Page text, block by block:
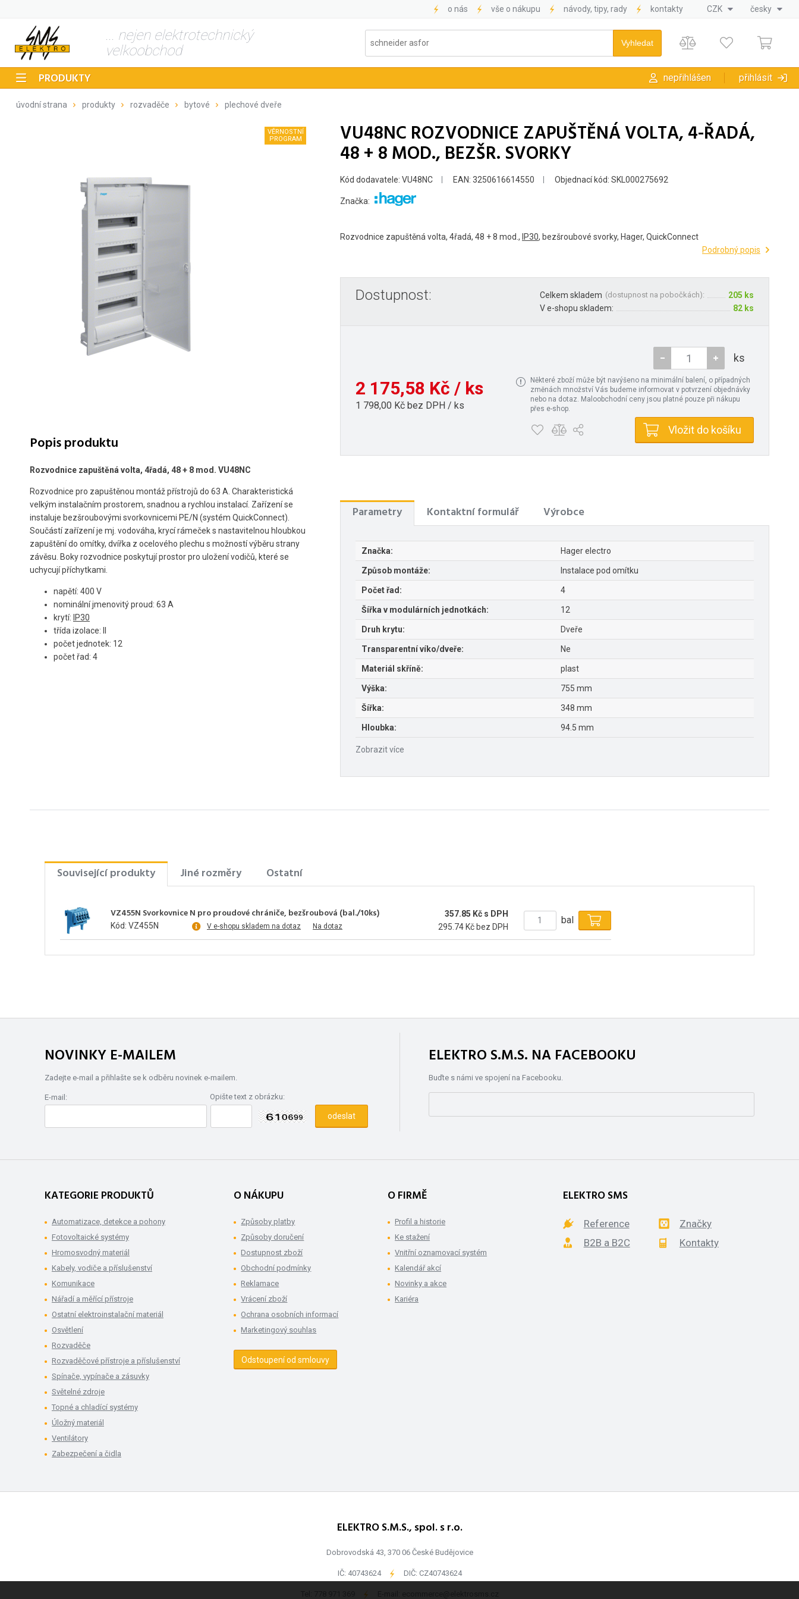
o nás vše o nákupu návody, tipy, rady kontakty CZK česky
... nejen elektrotechnický
velkoobchod
PRODUKTY nepřihlášen přihlásit
úvodní strana produkty rozvaděče bytové plechové dveře
VĚRNOSTNÍ
PROGRAM
Popis produktu
Rozvodnice zapuštěná volta, 4řadá, 48 + 8 mod. VU48NC
Rozvodnice pro zapuštěnou montáž přístrojů do 63 A. Charakteristická
velkým instalačním prostorem, snadnou a rychlou instalací. Zařízení se
instaluje bezšroubovými svorkovnicemi PE/N (systém QuickConnect).
Součástí zařízení je mj. vodováha, krycí rámeček s nastavitelnou hloubkou
zapuštění do omítky, dvířka z ocelového plechu s možností výběru strany
závěsu. Boky rozvodnice poskytují prostor pro uložení vodičů, které se
uchycují příchytkami.
napětí: 400 V
nominální jmenovitý proud: 63 A
krytí: IP30
třída izolace: II
počet jednotek: 12
počet řad: 4
VU48NC ROZVODNICE ZAPUŠTĚNÁ VOLTA, 4-ŘADÁ,
48 + 8 MOD., BEZŠR. SVORKY
Kód dodavatele: VU48NC EAN: 3250616614550 Objednací kód: SKL000275692
Značka:
Rozvodnice zapuštěná volta, 4řadá, 48 + 8 mod., IP30, bezšroubové svorky, Hager, QuickConnect
Podrobný popis
Dostupnost: Celkem skladem (dostupnost na pobočkách):
205 ks
V e-shopu skladem:
82 ks
2 175,58 Kč / ks
1 798,00 Kč bez DPH / ks
ks
Některé zboží může být navýšeno na minimální balení, o případných
změnách množství Vás budeme informovat v potvrzení objednávky
nebo na dotaz. Maloobchodní ceny jsou platné pouze při nákupu
přes e-shop.
Vložit do košíku
Parametry Kontaktní formulář Výrobce
Značka: Hager electro
Způsob montáže: Instalace pod omítku
Počet řad: 4
Šířka v modulárních jednotkách: 12
Druh krytu: Dveře
Transparentní víko/dveře: Ne
Materiál skříně: plast
Výška: 755 mm
Šířka: 348 mm
Hloubka: 94.5 mm
Zobrazit více
Související produkty Jiné rozměry Ostatní
VZ455N Svorkovnice N pro proudové chrániče, bezšroubová (bal./10ks)
Kód: VZ455N V e-shopu skladem na dotaz Na dotaz
357.85 Kč s DPH
295.74 Kč bez DPH
bal
NOVINKY E-MAILEM
Zadejte e-mail a přihlašte se k odběru novinek e-mailem.
E-mail: Opište text z obrázku:
ELEKTRO S.M.S. NA FACEBOOKU
Buďte s námi ve spojení na Facebooku.
KATEGORIE PRODUKTŮ
Automatizace, detekce a pohony
Fotovoltaické systémy
Hromosvodný materiál
Kabely, vodiče a příslušenství
Komunikace
Nářadí a měřící přístroje
Ostatní elektroinstalační materiál
Osvětlení
Rozvaděče
Rozvaděčové přístroje a příslušenství
Spínače, vypínače a zásuvky
Světelné zdroje
Topné a chladící systémy
Úložný materiál
Ventilátory
Zabezpečení a čidla
O NÁKUPU
Způsoby platby
Způsoby doručení
Dostupnost zboží
Obchodní podmínky
Reklamace
Vrácení zboží
Ochrana osobních informací
Marketingový souhlas
Odstoupení od smlouvy
O FIRMĚ
Profil a historie
Ke stažení
Vnitřní oznamovací systém
Kalendář akcí
Novinky a akce
Kariéra
ELEKTRO SMS
Reference
Značky
B2B a B2C
Kontakty
ELEKTRO S.M.S., spol. s r.o.
Dobrovodská 43, 370 06 České Budějovice
IČ: 40743624 - DIČ: CZ40743624
-